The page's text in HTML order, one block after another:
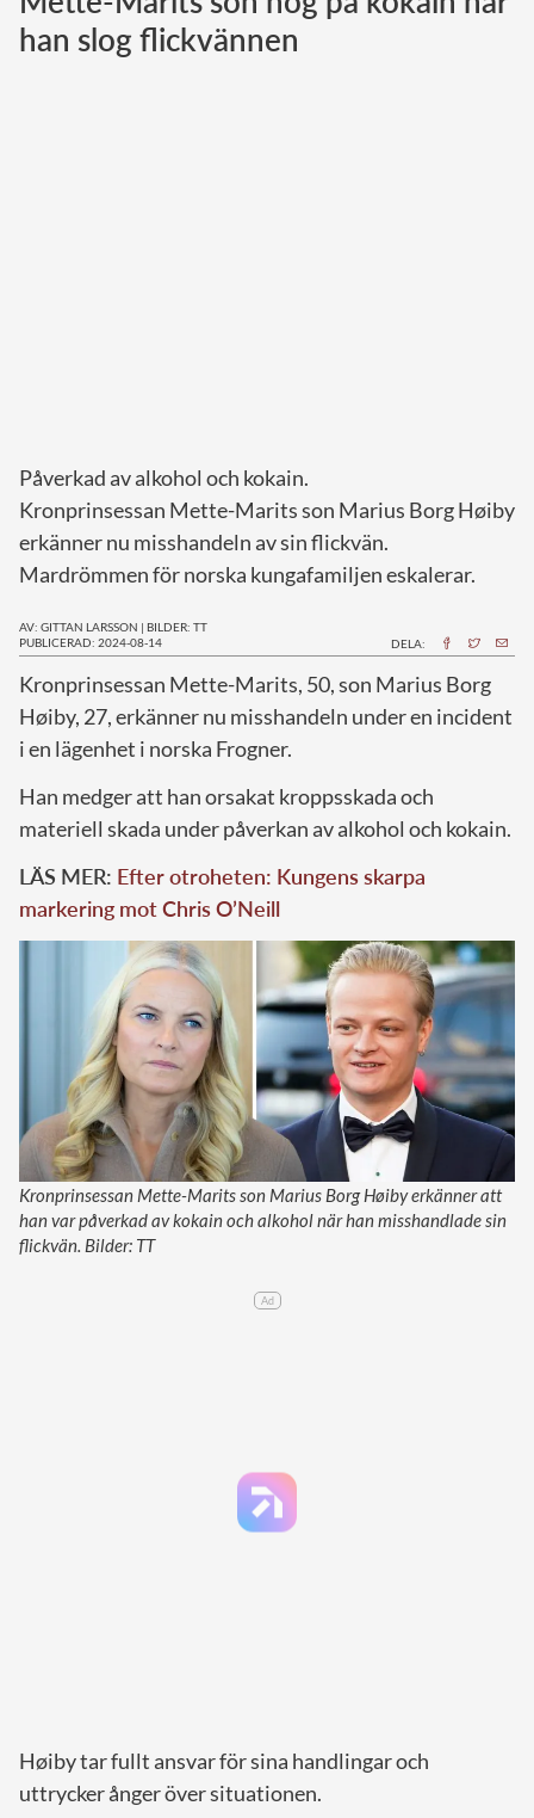
Norska kungahuset
han slog flickvännen
Påverkad av alkohol och kokain.
Kronprinsessan Mette-Marits son Marius Borg Høiby
erkänner nu misshandeln av sin flickvän.
Mardrömmen för norska kungafamiljen eskalerar.
AV: GITTAN LARSSON | BILDER: TT
PUBLICERAD: 2024-08-14
DELA:
Kronprinsessan Mette-Marits, 50, son Marius Borg
Høiby, 27, erkänner nu misshandeln under en incident
i en lägenhet i norska Frogner.
Han medger att han orsakat kroppsskada och
materiell skada under påverkan av alkohol och kokain.
LÄS MER: Efter otroheten: Kungens skarpa
markering mot Chris O’Neill
Kronprinsessan Mette-Marits son Marius Borg Høiby erkänner att
han var påverkad av kokain och alkohol när han misshandlade sin
flickvän. Bilder: TT
Ad
Høiby tar fullt ansvar för sina handlingar och
uttrycker ånger över situationen.